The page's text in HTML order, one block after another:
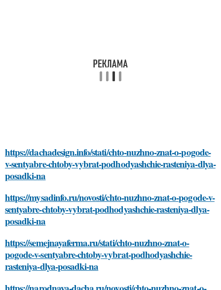
https://dachadesign.info/stati/chto-nuzhno-znat-o-pogode-
v-sentyabre-chtoby-vybrat-podhodyashchie-rasteniya-dlya-
posadki-na
https://mysadinfo.ru/novosti/chto-nuzhno-znat-o-pogode-v-
sentyabre-chtoby-vybrat-podhodyashchie-rasteniya-dlya-
posadki-na
https://semejnayaferma.ru/stati/chto-nuzhno-znat-o-
pogode-v-sentyabre-chtoby-vybrat-podhodyashchie-
rasteniya-dlya-posadki-na